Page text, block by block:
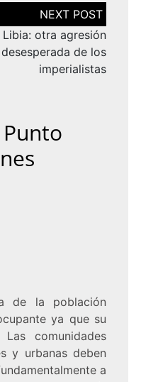
Libia: otra agresión
desesperada de los
imperialistas
de la población
ya que su
comunidades
y urbanas deben
a